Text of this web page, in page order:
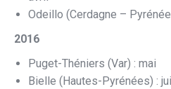
Odeillo (Cerdagne –
2016
Puget-Théniers (Var) : mai
Bielle (Hautes-Pyrénées) :